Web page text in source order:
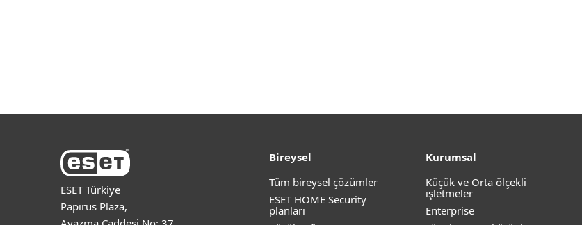
ESET Türkiye
Papirus Plaza,
Bireysel
Tüm bireysel çözümler
ESET HOME Security
planları
Kurumsal
Küçük ve Orta ölçekli
işletmeler
Enterprise